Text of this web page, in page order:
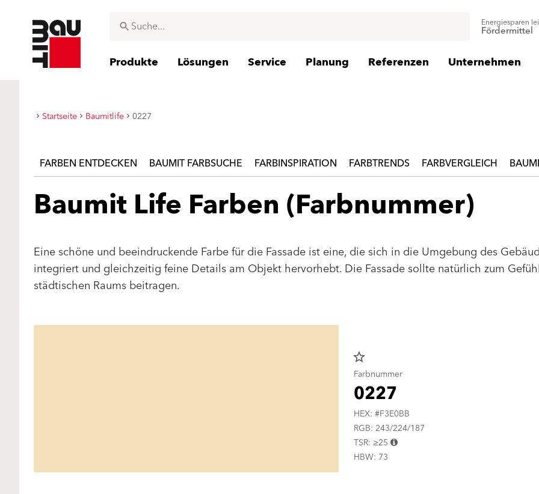
Energiesparen
Fördermittel
Produkte Lösungen Service Planung Referenzen Unternehmen
Startseite Baumitlife 0227
FARBEN ENTDECKEN BAUMIT FARBSUCHE FARBINSPIRATION FARBTRENDS FARBVERGLEICH
Baumit Life Farben (Farbnummer)
Eine schöne und beeindruckende Farbe für die Fassade ist eine, die sich in die Umgebung des
integriert und gleichzeitig feine Details am Objekt hervorhebt. Die Fassade sollte natürlich zum
städtischen Raums beitragen.
star_border
Farbnummer
0227
HEX: #F3E0BB
RGB: 243/224/187
TSR: ≥25
HBW: 73